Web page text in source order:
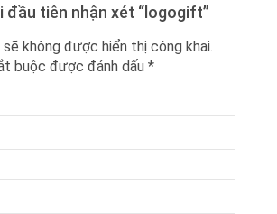
đầu tiên nhận xét “logogift”
sẽ không được hiển thị công khai.
buộc được đánh dấu *